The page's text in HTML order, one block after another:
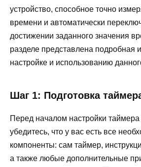
устройство, способное точно
времени и автоматически
достижении заданного значения
разделе представлена подробная
настройке и использованию
Шаг 1: Подготовка
Перед началом настройки
убедитесь, что у вас есть все
компоненты: сам таймер,
а также любые дополнительные